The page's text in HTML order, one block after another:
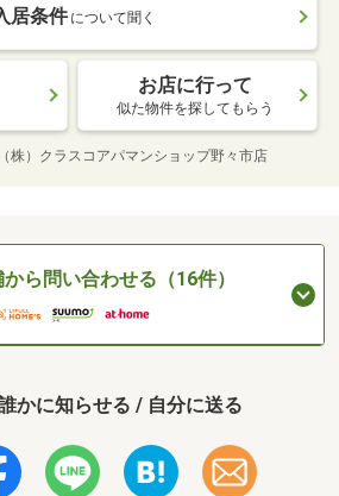
居条件 について聞く
お店に行って
似た物件を探してもらう
（株）クラスコアパマンショップ野々市店
ら問い合わせる（16件）
かに知らせる / 自分に送る